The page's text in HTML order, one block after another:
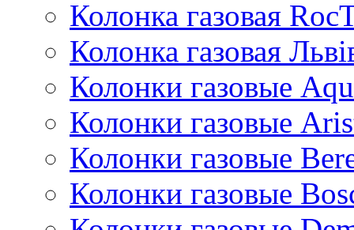
Колонка газовая
Колонка газовая
Колонки газовые
Колонки газовые
Колонки газовые
Колонки газовые